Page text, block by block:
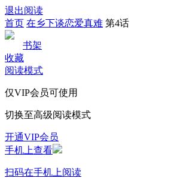
退出阅读
首页 在乡下谈恋爱真难 第4话
书架
收藏
阅读模式
仅VIP会员可使用
切换至高级阅读模式
开通VIP会员
手机上查看
扫码在手机上阅读